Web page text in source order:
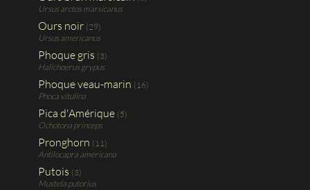
Ursus arctos marsicanus
Ours noir (29)
Ursus americanus
Phoque gris (3)
Halichoerus grypus
Phoque veau-marin (16)
Phoca vitulina
Pica d'Amérique (5)
Ochotona princeps
Pronghorn (11)
Antilocapra americana
Putois (3)
Mustela putorius